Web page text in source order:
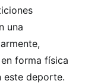
una
forma física
este deporte.